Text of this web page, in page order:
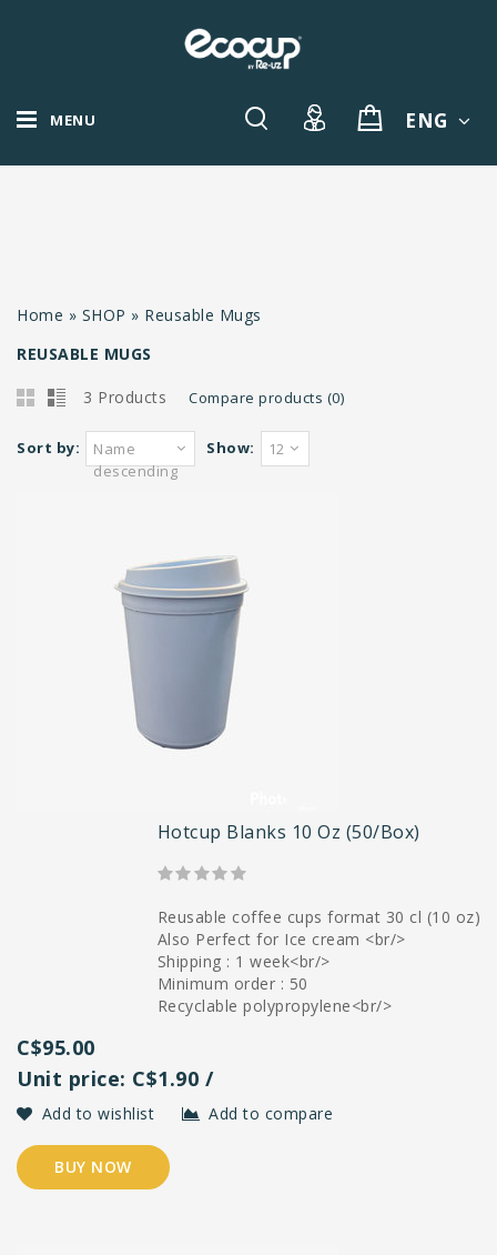
MENU ENG
Home » SHOP » Reusable Mugs
REUSABLE MUGS
3 Products Compare products (0)
Sort by:
Name
descending
Show: 12
Hotcup Blanks 10 Oz (50/box)
Reusable coffee cups format 30 cl (10 oz)
Also Perfect for Ice cream <br/>
Shipping : 1 week<br/>
Minimum order : 50
Recyclable polypropylene<br/>
C$95.00
Unit price: C$1.90 /
Add to wishlist Add to compare
BUY NOW